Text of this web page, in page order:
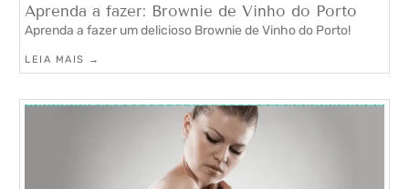
Aprenda a fazer: Brownie de Vinho do Porto
Aprenda a fazer um delicioso Brownie de Vinho do Porto!
LEIA MAIS →